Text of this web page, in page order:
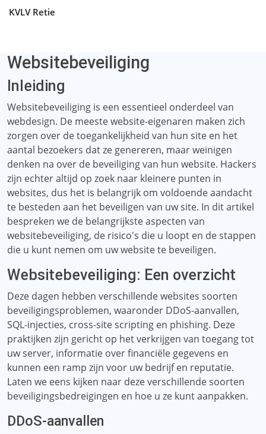
KVLV Retie
Websitebeveiliging
Inleiding
Websitebeveiliging is een essentieel onderdeel van
webdesign. De meeste website-eigenaren maken zich
zorgen over de toegankelijkheid van hun site en het
aantal bezoekers dat ze genereren, maar weinigen
denken na over de beveiliging van hun website. Hackers
zijn echter altijd op zoek naar kleinere punten in
websites, dus het is belangrijk om voldoende aandacht
te besteden aan het beveiligen van uw site. In dit artikel
bespreken we de belangrijkste aspecten van
websitebeveiliging, de risico's die u loopt en de stappen
die u kunt nemen om uw website te beveiligen.
Websitebeveiliging: Een overzicht
Deze dagen hebben verschillende websites soorten
beveiligingsproblemen, waaronder DDoS-aanvallen,
SQL-injecties, cross-site scripting en phishing. Deze
praktijken zijn gericht op het verkrijgen van toegang tot
uw server, informatie over financiële gegevens en
kunnen een ramp zijn voor uw bedrijf en reputatie.
Laten we eens kijken naar deze verschillende soorten
beveiligingsbedreigingen en hoe u ze kunt aanpakken.
DDoS-aanvallen